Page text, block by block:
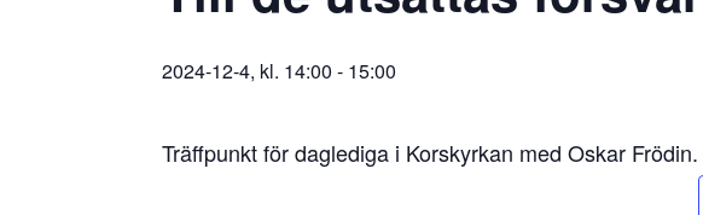
2024-12-4, kl. 14:00 - 15:00
Träffpunkt för daglediga i Korskyrkan med Oskar Frödin.